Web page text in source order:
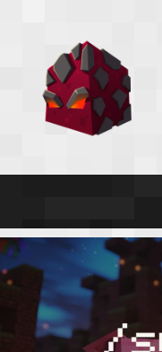
springen